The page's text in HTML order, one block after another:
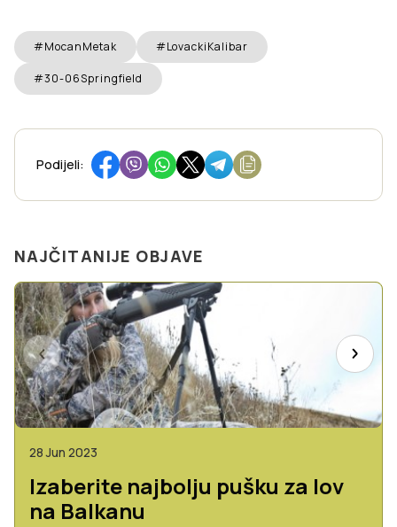
#MocanMetak #LovackiKalibar
#30-06Springfield
Podijeli:
NAJČITANIJE OBJAVE
28 Jun 2023
Izaberite najbolju pušku za lov
na Balkanu